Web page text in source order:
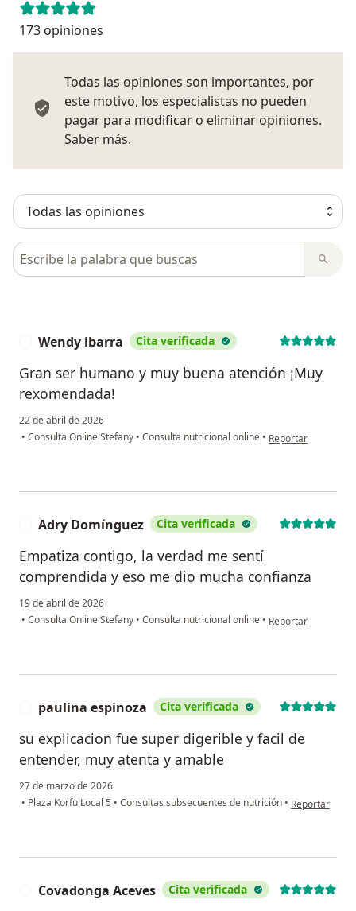
173 opiniones
Todas las opiniones son importantes, por
este motivo, los especialistas no pueden
pagar para modificar o eliminar opiniones.
Saber más.
Busca en opiniones
Wendy ibarra Cita verificada
Gran ser humano y muy buena atención ¡Muy
rexomendada!
22 de abril de 2026
• Consulta Online Stefany • Consulta nutricional online • en opinión del
Reportar
Adry Domínguez Cita verificada
Empatiza contigo, la verdad me sentí
comprendida y eso me dio mucha confianza
19 de abril de 2026
• Consulta Online Stefany • Consulta nutricional online • en opinión del
Reportar
paulina espinoza Cita verificada
su explicacion fue super digerible y facil de
entender, muy atenta y amable
27 de marzo de 2026
• Plaza Korfu Local 5 • Consultas subsecuentes de nutrición • en opinión
Reportar
Covadonga Aceves Cita verificada